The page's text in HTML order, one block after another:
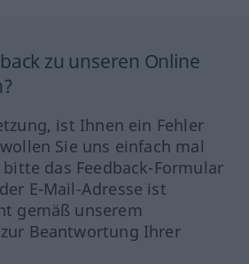
zu unseren Online
ist Ihnen ein Fehler
Sie uns einfach mal
das Feedback-Formular
E-Mail-Adresse ist
gemäß unserem
Beantwortung Ihrer